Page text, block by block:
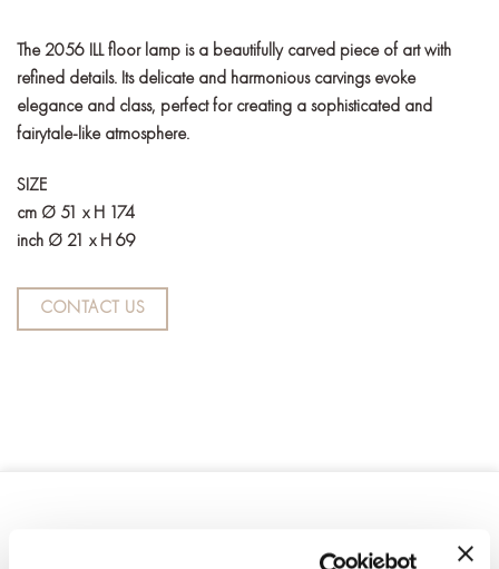
The 2056 ILL floor lamp is a beautifully carved piece of art with
refined details. Its delicate and harmonious carvings evoke
elegance and class, perfect for creating a sophisticated and
fairytale-like atmosphere.
SIZE
cm Ø 51 x H 174
inch Ø 21 x H 69
CONTACT US